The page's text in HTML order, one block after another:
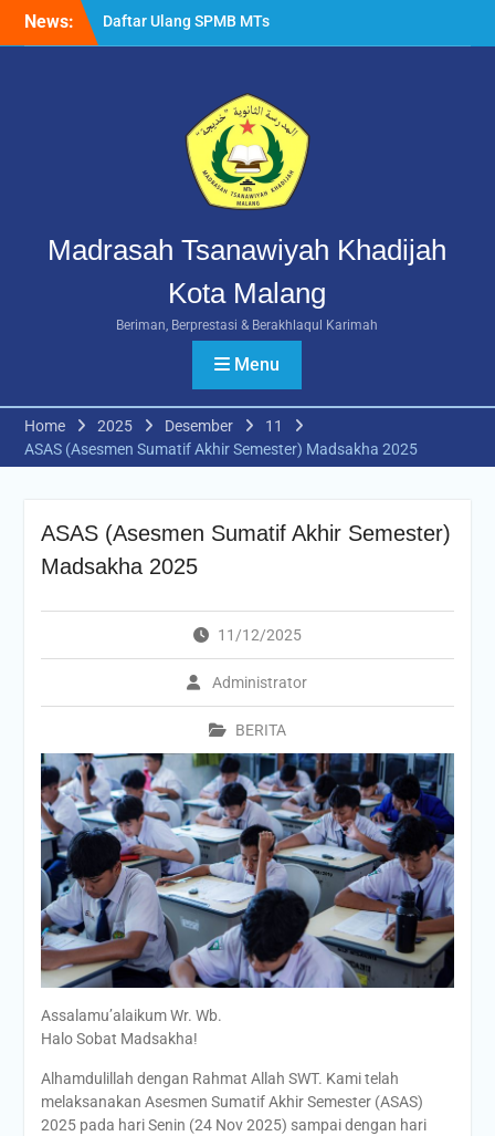
News:
Daftar Ulang SPMB MTs
Khadijah Malang Tahun
Berlangsung Lancar
Rangkuman MATAMUDA
2026: Enam Hari Penuh
Makna Menyambut Siswa
Baru MTs Khadijah Malang
Madrasah Tsanawiyah Khadijah
Kota Malang
Beriman, Berprestasi & Berakhlaqul Karimah
Menu
Home 2025 Desember
11
ASAS (Asesmen Sumatif Akhir Semester) Madsakha 2025
ASAS (Asesmen Sumatif Akhir Semester)
Madsakha 2025
11/12/2025
Administrator
BERITA
Assalamu’alaikum Wr. Wb.
Halo Sobat Madsakha!
Alhamdulillah dengan Rahmat Allah SWT. Kami telah
melaksanakan Asesmen Sumatif Akhir Semester (ASAS)
2025 pada hari Senin (24 Nov 2025) sampai dengan hari